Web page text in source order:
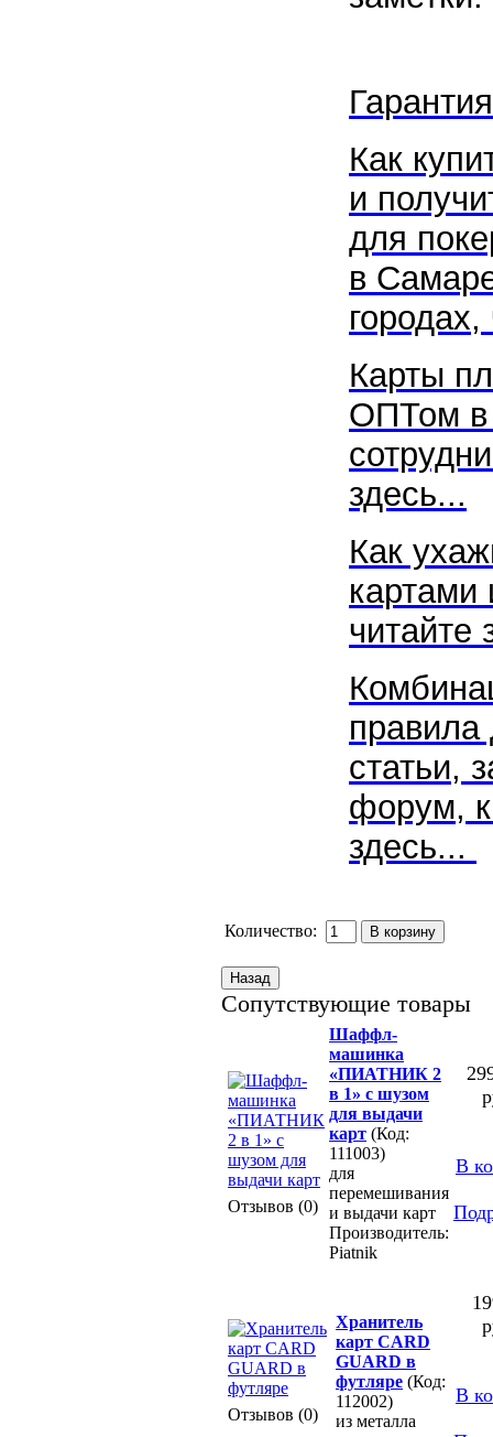
Как
и
для
в
Карты
ОПТом в
здесь...
Как
картами
читайте
правила
статьи,
форум,
здесь...
Количество:
Сопутствующие товары
Отзывов (0)
Шаффл-
машинка
«ПИАТНИК 2
в 1» с шузом
для выдачи
карт (Код:
111003)
для
перемешивания
и выдачи карт
Производитель:
Piatnik
В
Отзывов (0)
Хранитель
карт CARD
GUARD в
футляре (Код:
112002)
из металла
В